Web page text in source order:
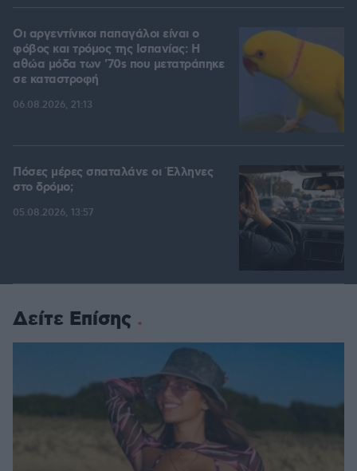
Οι αργεντίνικοι παπαγάλοι είναι ο
φόβος και τρόμος της Ισπανίας: Η
αθώα μόδα των '70s που μετατράπηκε
σε καταστροφή
06.08.2026, 21:13
Πόσες μέρες σπαταλάνε οι Έλληνες
στο δρόμο;
05.08.2026, 13:57
Δείτε Επίσης